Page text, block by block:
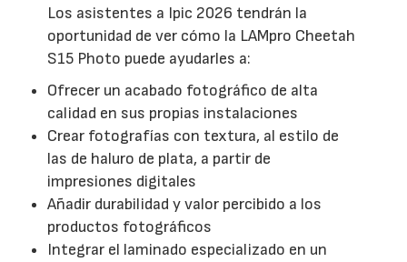
Los asistentes a Ipic 2026 tendrán la
oportunidad de ver cómo la LAMpro Cheetah
S15 Photo puede ayudarles a:
Ofrecer un acabado fotográfico de alta
calidad en sus propias instalaciones
Crear fotografías con textura, al estilo de
las de haluro de plata, a partir de
impresiones digitales
Añadir durabilidad y valor percibido a los
productos fotográficos
Integrar el laminado especializado en un